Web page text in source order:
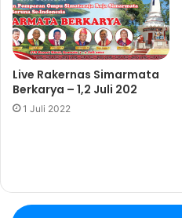
Live Rakernas Simarmata
Berkarya – 1,2 Juli 202
1 Juli 2022